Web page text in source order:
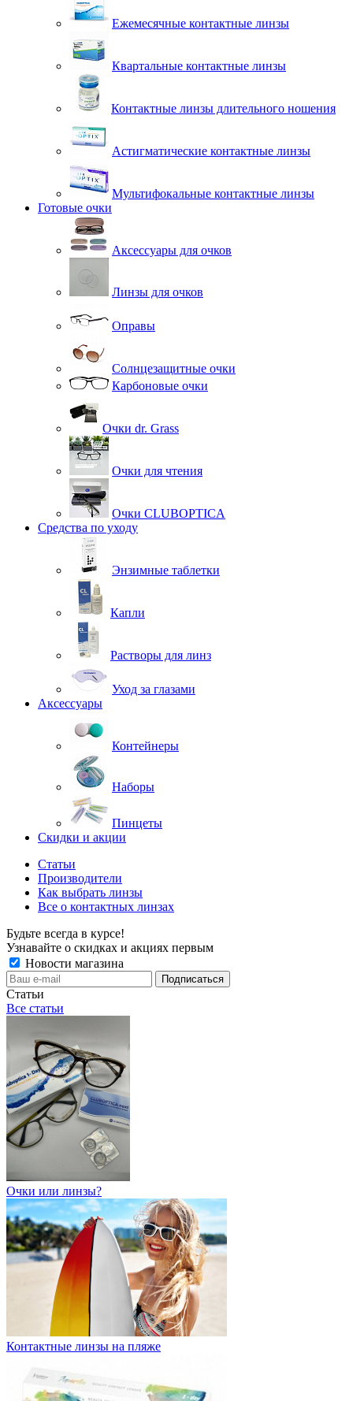
Ежемесячные контактные линзы
Квартальные контактные линзы
Контактные линзы длительного ношения
Астигматические контактные линзы
Мультифокальные контактные линзы
Готовые очки
Аксессуары для очков
Линзы для очков
Оправы
Солнцезащитные очки
Карбоновые очки
Очки dr. Grass
Очки для чтения
Очки CLUBOPTICA
Средства по уходу
Энзимные таблетки
Капли
Растворы для линз
Уход за глазами
Аксессуары
Контейнеры
Наборы
Пинцеты
Скидки и акции
Статьи
Производители
Как выбрать линзы
Все о контактных линзах
Будьте всегда в курсе!
Узнавайте о скидках и акциях первым
Новости магазина
Статьи
Все статьи
Очки или линзы?
Контактные линзы на пляже